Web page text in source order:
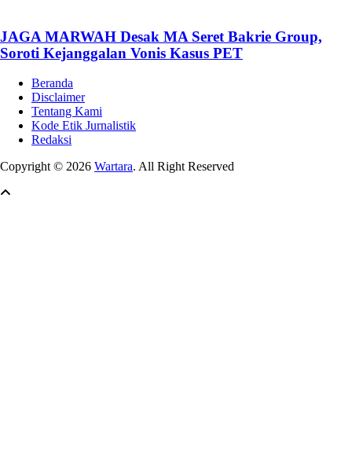
JAGA MARWAH Desak MA Seret Bakrie Group,
Soroti Kejanggalan Vonis Kasus PET
Beranda
Disclaimer
Tentang Kami
Kode Etik Jurnalistik
Redaksi
Copyright © 2026 Wartara. All Right Reserved